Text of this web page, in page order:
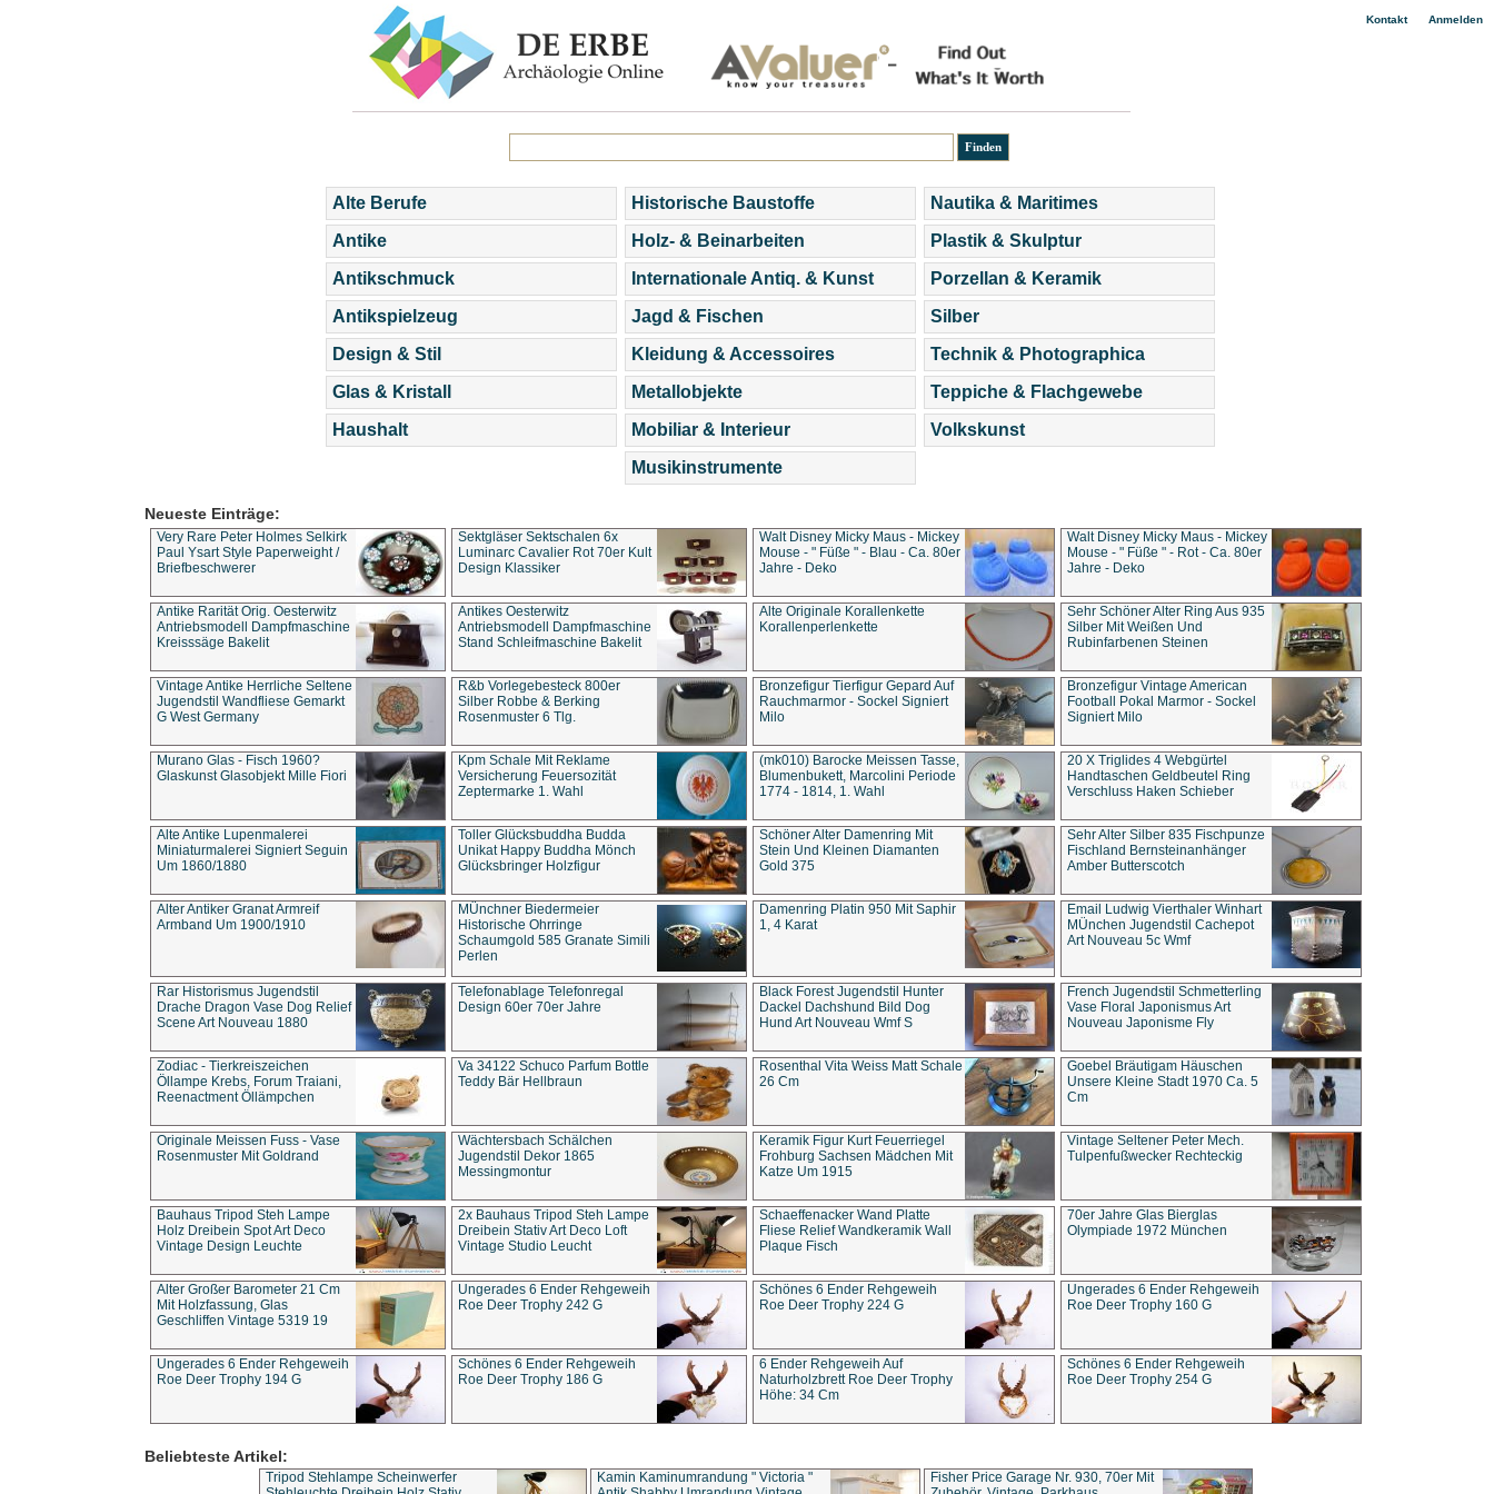
Kontakt| Anmelden
Alte Berufe
Antike
Antikschmuck
Antikspielzeug
Design & Stil
Glas & Kristall
Haushalt
Historische Baustoffe
Holz- & Beinarbeiten
Internationale Antiq. & Kunst
Jagd & Fischen
Kleidung & Accessoires
Metallobjekte
Mobiliar & Interieur
Musikinstrumente
Nautika & Maritimes
Plastik & Skulptur
Porzellan & Keramik
Silber
Technik & Photographica
Teppiche & Flachgewebe
Volkskunst
Neueste Einträge:
Very Rare Peter Holmes Selkirk
Paul Ysart Style Paperweight /
Briefbeschwerer
Sektgläser Sektschalen 6x
Luminarc Cavalier Rot 70er Kult
Design Klassiker
Walt Disney Micky Maus - Mickey
Mouse - " Füße " - Blau - Ca. 80er
Jahre - Deko
Walt Disney Micky Maus - Mickey
Mouse - " Füße " - Rot - Ca. 80er
Jahre - Deko
Antike Rarität Orig. Oesterwitz
Antriebsmodell Dampfmaschine
Kreisssäge Bakelit
Antikes Oesterwitz
Antriebsmodell Dampfmaschine
Stand Schleifmaschine Bakelit
Alte Originale Korallenkette
Korallenperlenkette
Sehr Schöner Alter Ring Aus 935
Silber Mit Weißen Und
Rubinfarbenen Steinen
Vintage Antike Herrliche Seltene
Jugendstil Wandfliese Gemarkt
G West Germany
R&b Vorlegebesteck 800er
Silber Robbe & Berking
Rosenmuster 6 Tlg.
Bronzefigur Tierfigur Gepard Auf
Rauchmarmor - Sockel Signiert
Milo
Bronzefigur Vintage American
Football Pokal Marmor - Sockel
Signiert Milo
Murano Glas - Fisch 1960?
Glaskunst Glasobjekt Mille Fiori
Kpm Schale Mit Reklame
Versicherung Feuersozität
Zeptermarke 1. Wahl
(mk010) Barocke Meissen Tasse,
Blumenbukett, Marcolini Periode
1774 - 1814, 1. Wahl
20 X Triglides 4 Webgürtel
Handtaschen Geldbeutel Ring
Verschluss Haken Schieber
Alte Antike Lupenmalerei
Miniaturmalerei Signiert Seguin
Um 1860/1880
Toller Glücksbuddha Budda
Unikat Happy Buddha Mönch
Glücksbringer Holzfigur
Schöner Alter Damenring Mit
Stein Und Kleinen Diamanten
Gold 375
Sehr Alter Silber 835 Fischpunze
Fischland Bernsteinanhänger
Amber Butterscotch
Alter Antiker Granat Armreif
Armband Um 1900/1910
MÜnchner Biedermeier
Historische Ohrringe
Schaumgold 585 Granate Simili
Perlen
Damenring Platin 950 Mit Saphir
1, 4 Karat
Email Ludwig Vierthaler Winhart
MÜnchen Jugendstil Cachepot
Art Nouveau 5c Wmf
Rar Historismus Jugendstil
Drache Dragon Vase Dog Relief
Scene Art Nouveau 1880
Telefonablage Telefonregal
Design 60er 70er Jahre
Black Forest Jugendstil Hunter
Dackel Dachshund Bild Dog
Hund Art Nouveau Wmf S
French Jugendstil Schmetterling
Vase Floral Japonismus Art
Nouveau Japonisme Fly
Zodiac - Tierkreiszeichen
Öllampe Krebs, Forum Traiani,
Reenactment Öllämpchen
Va 34122 Schuco Parfum Bottle
Teddy Bär Hellbraun
Rosenthal Vita Weiss Matt Schale
26 Cm
Goebel Bräutigam Häuschen
Unsere Kleine Stadt 1970 Ca. 5
Cm
Originale Meissen Fuss - Vase
Rosenmuster Mit Goldrand
Wächtersbach Schälchen
Jugendstil Dekor 1865
Messingmontur
Keramik Figur Kurt Feuerriegel
Frohburg Sachsen Mädchen Mit
Katze Um 1915
Vintage Seltener Peter Mech.
Tulpenfußwecker Rechteckig
Bauhaus Tripod Steh Lampe
Holz Dreibein Spot Art Deco
Vintage Design Leuchte
2x Bauhaus Tripod Steh Lampe
Dreibein Stativ Art Deco Loft
Vintage Studio Leucht
Schaeffenacker Wand Platte
Fliese Relief Wandkeramik Wall
Plaque Fisch
70er Jahre Glas Bierglas
Olympiade 1972 München
Alter Großer Barometer 21 Cm
Mit Holzfassung, Glas
Geschliffen Vintage 5319 19
Ungerades 6 Ender Rehgeweih
Roe Deer Trophy 242 G
Schönes 6 Ender Rehgeweih
Roe Deer Trophy 224 G
Ungerades 6 Ender Rehgeweih
Roe Deer Trophy 160 G
Ungerades 6 Ender Rehgeweih
Roe Deer Trophy 194 G
Schönes 6 Ender Rehgeweih
Roe Deer Trophy 186 G
6 Ender Rehgeweih Auf
Naturholzbrett Roe Deer Trophy
Höhe: 34 Cm
Schönes 6 Ender Rehgeweih
Roe Deer Trophy 254 G
Beliebteste Artikel:
Tripod Stehlampe Scheinwerfer
Kamin Kaminumrandung " Victoria "
Fisher Price Garage Nr. 930, 70er Mit